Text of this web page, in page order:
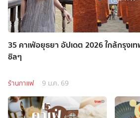
35 คาเฟ่อยุธยา อัปเดต 2026 ใกล้กรุงเ
ชิลๆ
ร้านกาแฟ 9 ม.ค. 69